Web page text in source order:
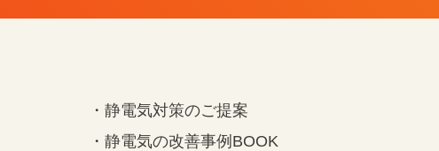
・静電気対策のご提案
・静電気の改善事例BOOK